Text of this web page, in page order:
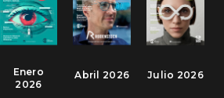
Julio 2026
Abril 2026
Enero
2026